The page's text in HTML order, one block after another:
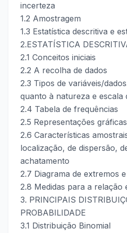
incerteza
1.2 Amostragem
1.3 Estatística descritiva e
2.ESTATÍSTICA
2.1 Conceitos iniciais
2.2 A recolha de dados
2.3 Tipos de variáveis/
quanto à natureza e escala
2.4 Tabela de frequências
2.5 Representações gráficas
2.6 Características
localização, de dispersão,
achatamento
2.7 Diagrama de extremos
2.8 Medidas para a relação
3. PRINCIPAIS
PROBABILIDADE
3.1 Distribuição Binomial